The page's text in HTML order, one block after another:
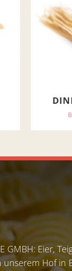
GMBH: Eier,
unserem Hof in